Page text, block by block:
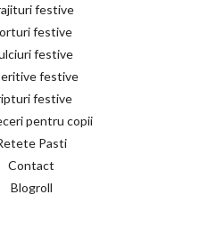
festive
festive
festive
festive
festive
pentru copii
Pasti
Contact
Blogroll